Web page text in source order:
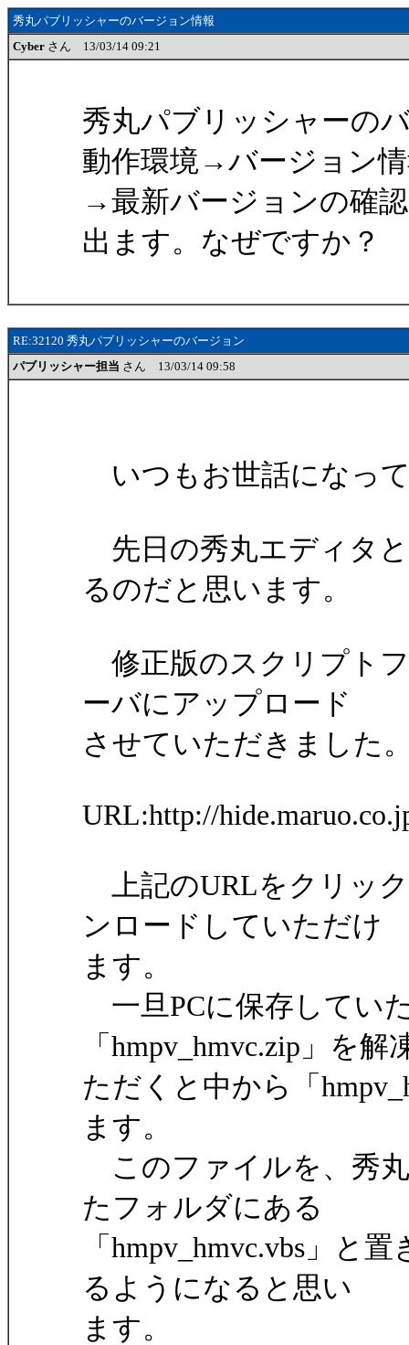
秀丸パブリッシャーのバージョン情報
Cyber さん 13/03/14 09:21
秀丸パブリッシャーの
動作環境→バージョン
→最新バージョンの確
出ます。なぜですか？
RE:32120 秀丸パブリッシャーのバージョン
パブリッシャー担当 さん 13/03/14 09:58
いつもお世話になっ
先日の秀丸エディタ
るのだと思います。
修正版のスクリプト
ーバにアップロード
させていただきました
URL:http://
上記のURLをクリッ
ンロードしていただけ
ます。
一旦PCに保存してい
「hmpv_hmvc.zip」を解
ただくと中から「
ます。
このファイルを、秀
たフォルダにある
「hmpv_hmvc.vbs」と
るようになると思い
ます。